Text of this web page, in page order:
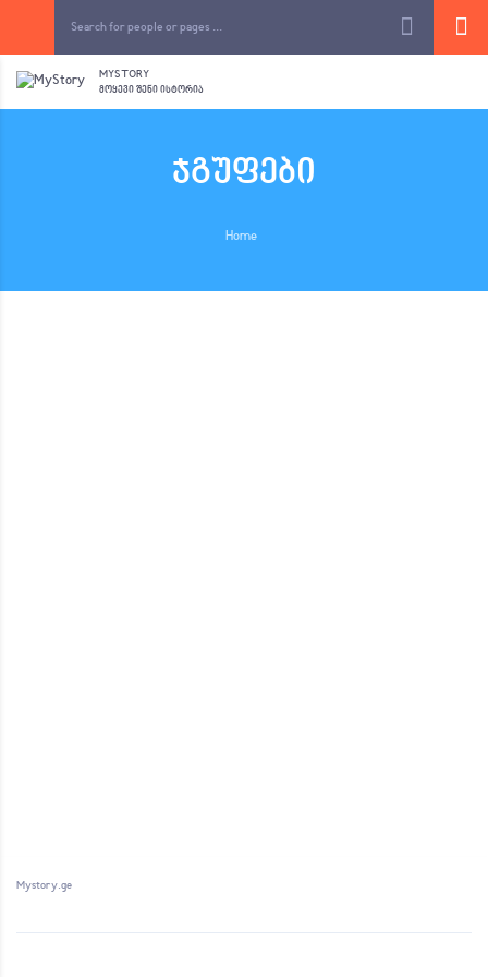
MYSTORY
ᲛᲝᲧᲔᲕᲘ ᲨᲔᲜᲘ ᲘᲡᲢᲝᲠᲘᲐ
ჯგუფები
Home
Mystory.ge